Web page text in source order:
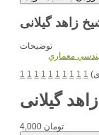
زاهد گیلانی
توضیحات
معماري
1 1 1 1 1 1 1 1 1 1
گیلانی
4,000 تومان